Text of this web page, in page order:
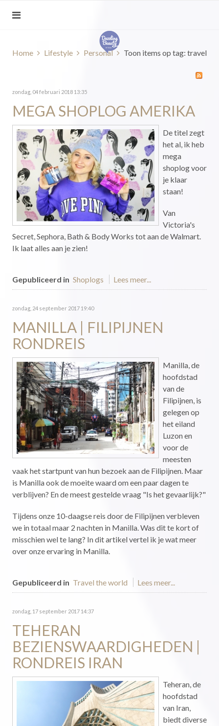
Home Lifestyle Personal Toon items op tag: travel
zondag, 04 februari 2018 13:35
MEGA SHOPLOG AMERIKA
De titel zegt
het al, ik heb
mega
shoplog voor
je klaar
staan!
Van
Victoria's
Secret, Sephora, Bath & Body Works tot aan de Walmart.
Ik laat alles aan je zien!
Gepubliceerd in Shoplogs Lees meer...
zondag, 24 september 2017 19:40
MANILLA | FILIPIJNEN
RONDREIS
Manilla, de
hoofdstad
van de
Filipijnen, is
gelegen op
het eiland
Luzon en
voor de
meesten
vaak het startpunt van hun bezoek aan de Filipijnen. Maar
is Manilla ook de moeite waard om een paar dagen te
verblijven? En de meest gestelde vraag "Is het gevaarlijk?"
Tijdens onze 10-daagse reis door de Filipijnen verbleven
we in totaal maar 2 nachten in Manilla. Was dit te kort of
misschien wel te lang? In dit artikel vertel ik je wat meer
over onze ervaring in Manilla.
Gepubliceerd in Travel the world Lees meer...
zondag, 17 september 2017 14:37
TEHERAN
BEZIENSWAARDIGHEDEN |
RONDREIS IRAN
Teheran, de
hoofdstad
van Iran,
biedt diverse